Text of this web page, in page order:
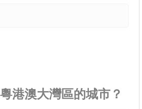
港澳大灣區的城市？